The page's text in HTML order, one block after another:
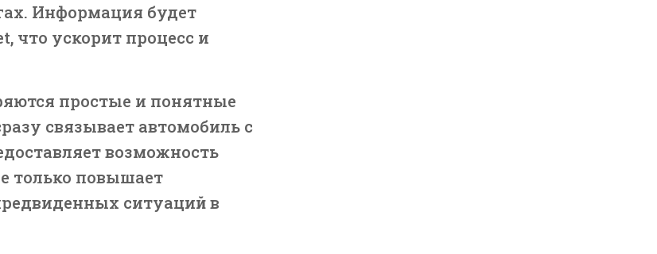
Информация будет
что ускорит процесс и
простые и понятные
связывает автомобиль с
возможность
только повышает
ситуаций в